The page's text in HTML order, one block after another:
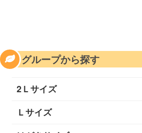
グループから探す
2Ｌサイズ
Ｌサイズ